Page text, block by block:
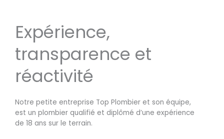
Expérience,
transparence et
réactivité
Notre petite entreprise Top Plombier et son équipe,
est un plombier qualifié et diplômé d’une expérience
de 18 ans sur le terrain.